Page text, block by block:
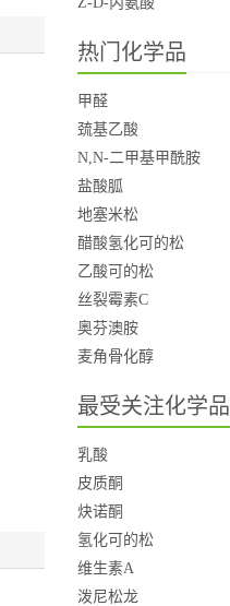
热门化学品
甲醛
巯基乙酸
N,N-二甲基甲酰胺
盐酸胍
地塞米松
醋酸氢化可的松
乙酸可的松
丝裂霉素C
奥芬澳胺
麦角骨化醇
最受关注化学品
乳酸
皮质酮
炔诺酮
氢化可的松
维生素A
泼尼松龙